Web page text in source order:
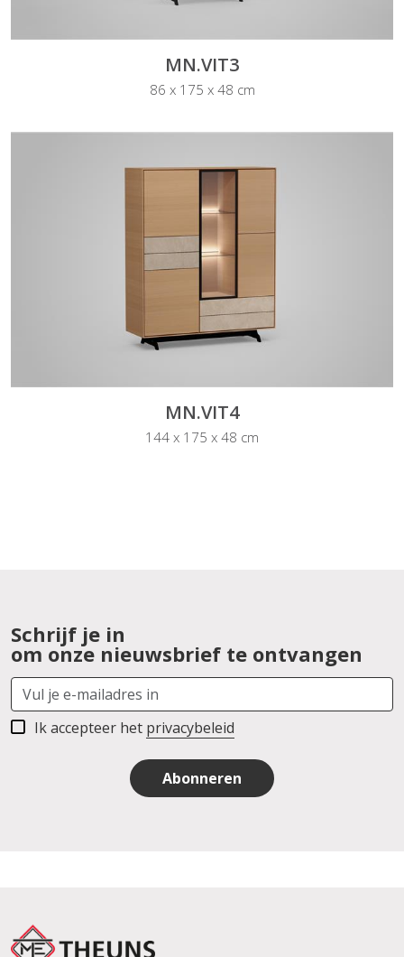
MN.VIT3
86 x 175 x 48 cm
MN.VIT4
144 x 175 x 48 cm
Schrijf je in
om onze nieuwsbrief te ontvangen
Ik accepteer het privacybeleid
Abonneren